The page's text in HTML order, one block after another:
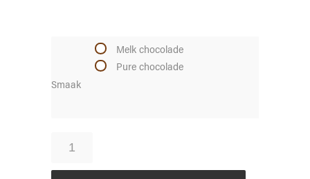
Smaak
Melk chocolade
Pure chocolade
Middel
aantal